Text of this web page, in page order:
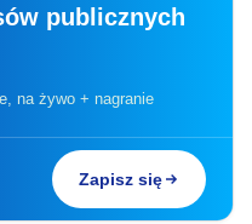
publicznych
na żywo + nagranie
Zapisz się